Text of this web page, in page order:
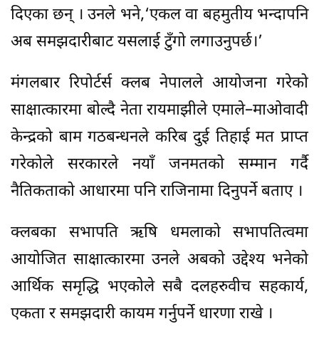
दिएका छन् । उनले भने,‘एकल वा बहमुतीय भन्दापनि
अब समझदारीबाट यसलाई टुँगो लगाउनुपर्छ।’
मंगलबार रिपोर्टर्स क्लब नेपालले आयोजना गरेको
साक्षात्कारमा बोल्दै नेता रायमाझीले एमाले–माओवादी
केन्द्रको बाम गठबन्धनले करिब दुई तिहाई मत प्राप्त
गरेकोले सरकारले नयाँ जनमतको सम्मान गर्दै
नैतिकताको आधारमा पनि राजिनामा दिनुपर्ने बताए ।
क्लबका सभापति ऋषि धमलाको सभापतित्वमा
आयोजित साक्षात्कारमा उनले अबको उद्देश्य भनेको
आर्थिक समृद्धि भएकोले सबै दलहरुवीच सहकार्य,
एकता र समझदारी कायम गर्नुपर्ने धारणा राखे ।